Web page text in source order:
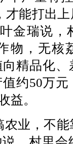
才能打出
金瑞说，
物，无核
精品化
约50万
益。
业，不